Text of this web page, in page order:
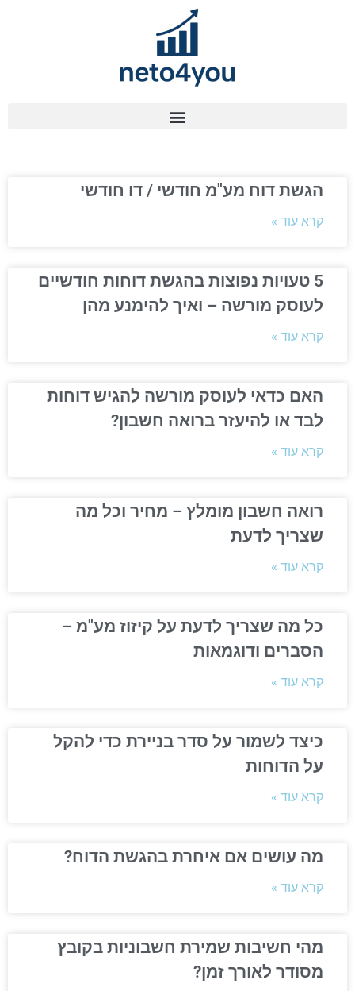
הגשת דוח מע"מ חודשי / דו חודשי
קרא עוד »
5 טעויות נפוצות בהגשת דוחות חודשיים
לעוסק מורשה – ואיך להימנע מהן
קרא עוד »
האם כדאי לעוסק מורשה להגיש דוחות
לבד או להיעזר ברואה חשבון?
קרא עוד »
רואה חשבון מומלץ – מחיר וכל מה
שצריך לדעת
קרא עוד »
כל מה שצריך לדעת על קיזוז מע"מ –
הסברים ודוגמאות
קרא עוד »
כיצד לשמור על סדר בניירת כדי להקל
על הדוחות
קרא עוד »
מה עושים אם איחרת בהגשת הדוח?
קרא עוד »
מהי חשיבות שמירת חשבוניות בקובץ
מסודר לאורך זמן?